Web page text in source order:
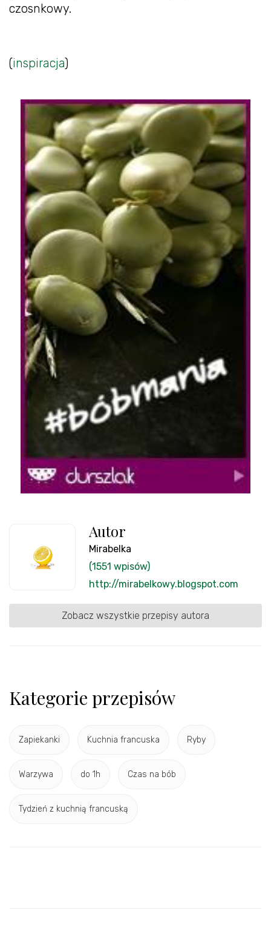
czosnkowy.
(inspiracja)
Autor
Mirabelka
(1551 wpisów)
http://mirabelkowy.blogspot.com
Zobacz wszystkie przepisy autora
Kategorie przepisów
Zapiekanki Kuchnia francuska Ryby
Warzywa do 1h Czas na bób
Tydzień z kuchnią francuską